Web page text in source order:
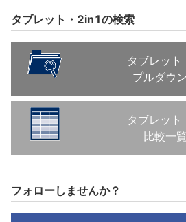
タブレット・2in1の検索
タブレット
プルダウ
タブレット
比較一
フォローしませんか？